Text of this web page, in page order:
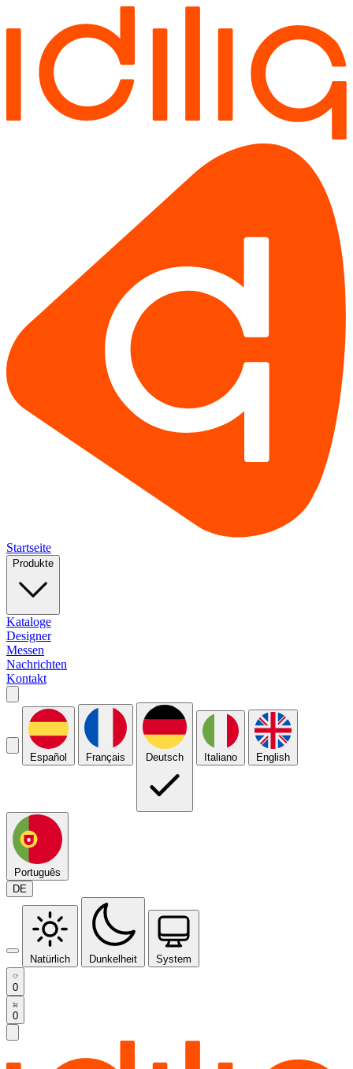
Startseite
Produkte
Kataloge
Designer
Messen
Nachrichten
Kontakt
Español Français Deutsch Italiano English
Português
DE
Natürlich Dunkelheit System
0
0